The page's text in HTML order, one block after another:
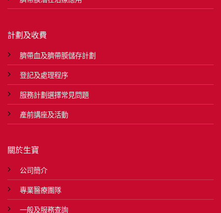
計劃及收費
臍帶血及臍帶膜儲存計劃
登記及處理程序
服務計劃選擇常見問題
產前講座及活動
關於生寶
公司簡介
專業醫療團隊
一般及服務查詢